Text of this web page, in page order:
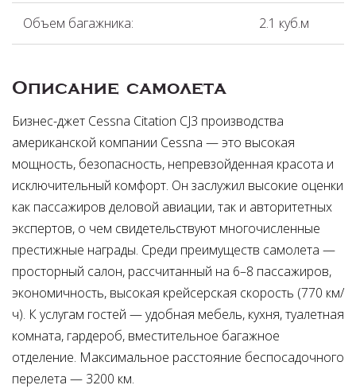
Объем багажника: 2.1 куб.м
Описание самолета
Бизнес-джет Cessna Citation CJ3 производства
американской компании Cessna — это высокая
мощность, безопасность, непревзойденная красота и
исключительный комфорт. Он заслужил высокие оценки
как пассажиров деловой авиации, так и авторитетных
экспертов, о чем свидетельствуют многочисленные
престижные награды. Среди преимуществ самолета —
просторный салон, рассчитанный на 6–8 пассажиров,
экономичность, высокая крейсерская скорость (770 км/
ч). К услугам гостей — удобная мебель, кухня, туалетная
комната, гардероб, вместительное багажное
отделение. Максимальное расстояние беспосадочного
перелета — 3200 км.